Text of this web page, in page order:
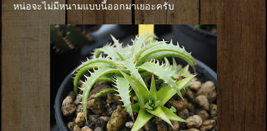
หน่อจะไม่มีหนามแบบนี้ออกมาเยอะครับ